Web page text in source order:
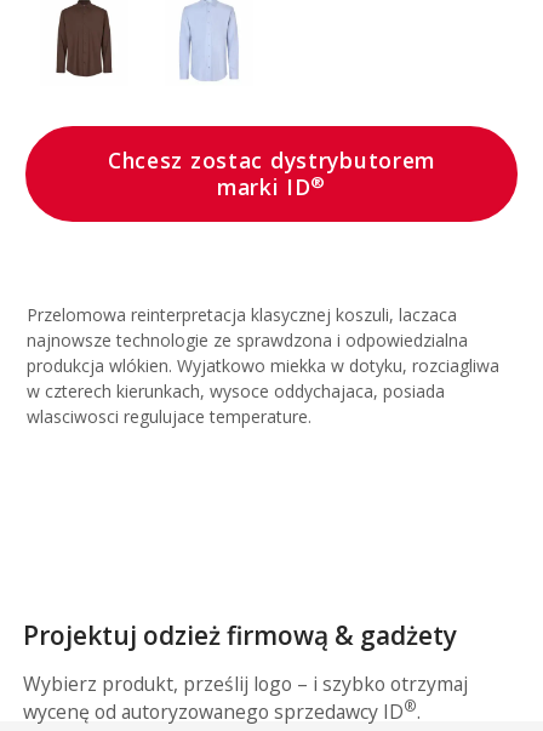
Chcesz zostac dystrybutorem
marki ID®
Przelomowa reinterpretacja klasycznej koszuli, laczaca
najnowsze technologie ze sprawdzona i odpowiedzialna
produkcja wlókien. Wyjatkowo miekka w dotyku, rozciagliwa
w czterech kierunkach, wysoce oddychajaca, posiada
wlasciwosci regulujace temperature.
Projektuj odzież firmową & gadżety
Wybierz produkt, prześlij logo – i szybko otrzymaj
wycenę od autoryzowanego sprzedawcy ID®.